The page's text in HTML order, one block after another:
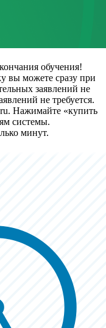
обучения!
вы можете сразу при
заявлений не
не требуется.
Нажимайте «купить
системы.
минут.